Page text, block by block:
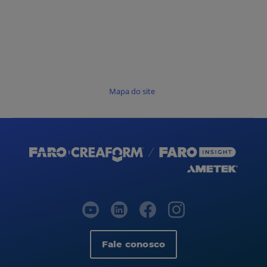
Mapa do site
Fale conosco